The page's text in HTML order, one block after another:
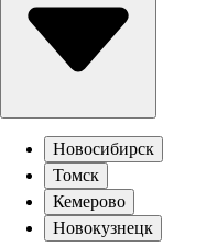
Новосибирск
Томск
Кемерово
Новокузнецк